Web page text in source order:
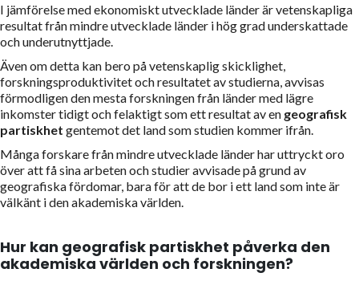
I jämförelse med ekonomiskt utvecklade länder är vetenskapliga
resultat från mindre utvecklade länder i hög grad underskattade
och underutnyttjade.
Även om detta kan bero på vetenskaplig skicklighet,
forskningsproduktivitet och resultatet av studierna, avvisas
förmodligen den mesta forskningen från länder med lägre
inkomster tidigt och felaktigt som ett resultat av en geografisk
partiskhet gentemot det land som studien kommer ifrån.
Många forskare från mindre utvecklade länder har uttryckt oro
över att få sina arbeten och studier avvisade på grund av
geografiska fördomar, bara för att de bor i ett land som inte är
välkänt i den akademiska världen.
Hur kan geografisk partiskhet påverka den
akademiska världen och forskningen?